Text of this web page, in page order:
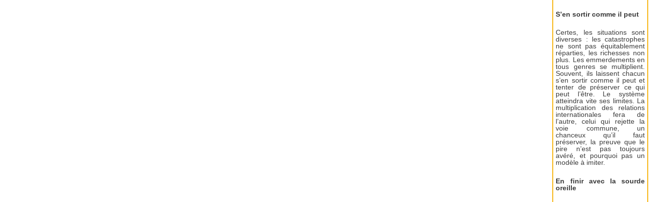
S’en sortir comme il peut
Certes, les situations sont
diverses : les catastrophes
ne sont pas équitablement
réparties, les richesses non
plus. Les emmerdements en
tous genres se multiplient.
Souvent, ils laissent chacun
s’en sortir comme il peut et
tenter de préserver ce qui
peut l’être. Le système
atteindra vite ses limites. La
multiplication des relations
internationales fera de
l’autre, celui qui rejette la
voie commune, un
chanceux qu’il faut
préserver, la preuve que le
pire n’est pas toujours
avéré, et pourquoi pas un
modèle à imiter.
En finir avec la sourde
oreille